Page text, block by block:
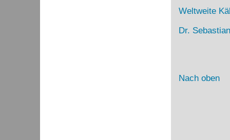
Weltweite
Dr.
Nach oben